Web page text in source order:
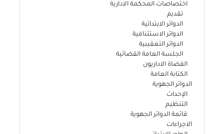
اختصاصات المحكمة الادارية
تقديم
الدوائر الابتدائية
الدوائر الاستئنافية
الدوائر التعقيبية
الجلسة العامة القضائية
القضاة الاداريون
الكتابة العامة
الدوائر الجهوية
الإحداث
التنظيم
قائمة الدوائر الجهوية
الاجراءات